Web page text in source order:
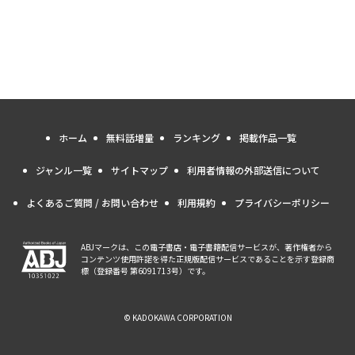
ホーム 無料話増量 ランキング 掲載作品一覧
ジャンル一覧 サイトマップ 利用者情報の外部送信について
よくあるご質問 / お問い合わせ 利用規約 プライバシーポリシー
ABJマークは、この電子書店・電子書籍配信サービスが、著作権者から
コンテンツ使用許諾を得た正規版配信サービスであることを示す登録商
標（登録番号 第6091713号）です。
© KADOKAWA CORPORATION